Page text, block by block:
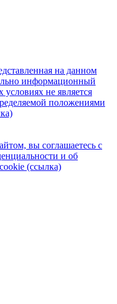
на данном
информационный
не является
положениями
вы соглашаетесь с
и об
(ссылка)